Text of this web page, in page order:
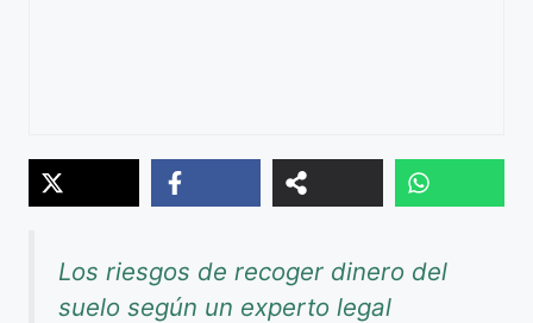
Los riesgos de recoger dinero del
suelo según un experto legal